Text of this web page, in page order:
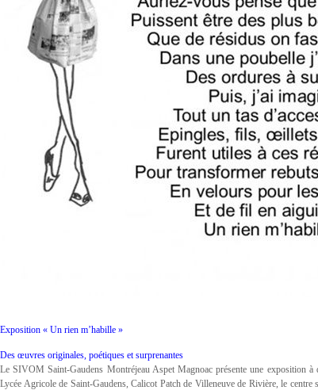
Exposition « Un rien m’habille »
Des œuvres originales, poétiques et surprenantes
Le SIVOM Saint-Gaudens Montréjeau Aspet Magnoac présente une exposition
Lycée Agricole de Saint-Gaudens, Calicot Patch de Villeneuve de Rivière, le